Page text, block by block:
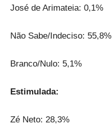
José de Arimateia: 0,1%
Não Sabe/Indeciso: 55,8%
Branco/Nulo: 5,1%
Estimulada:
Zé Neto: 28,3%